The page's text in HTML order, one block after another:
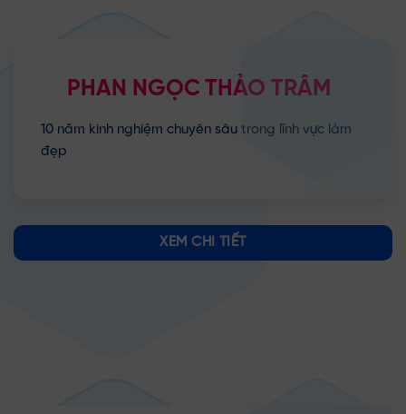
PHAN NGỌC THẢO TRÂM
10 năm kinh nghiệm chuyên sâu trong lĩnh vực làm
đẹp
XEM CHI TIẾT